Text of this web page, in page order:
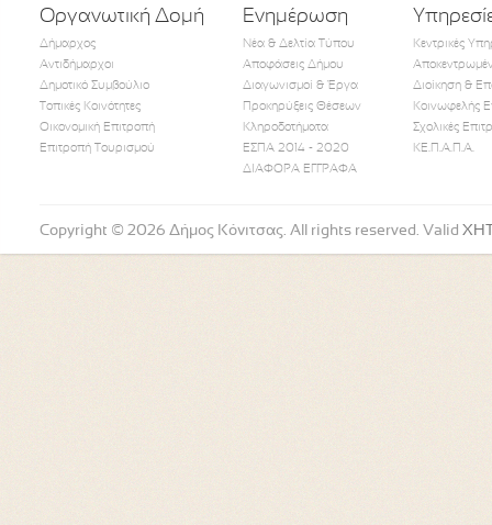
Οργανωτική Δομή
Δήμαρχος
Αντιδήμαρχοι
Δημοτικό Συμβούλιο
Τοπικές Κοινότητες
Οικονομική Επιτροπή
Επιτροπή Τουρισμού
Ενημέρωση
Νέα & Δελτία Τύπου
Αποφάσεις Δήμου
Διαγωνισμοί & Έργα
Προκηρύξεις Θέσεων
Κληροδοτήματα
ΕΣΠΑ 2014 - 2020
ΔΙΑΦΟΡΑ ΕΓΓΡΑΦΑ
Κεντρικές
Διοίκηση &
Κοινωφελής
Σχολικές
ΚΕ.Π.Α.Π.Α.
Follow Us
Copyright © 2026 Δήμος Κόνιτσας. All rights reserved. Valid